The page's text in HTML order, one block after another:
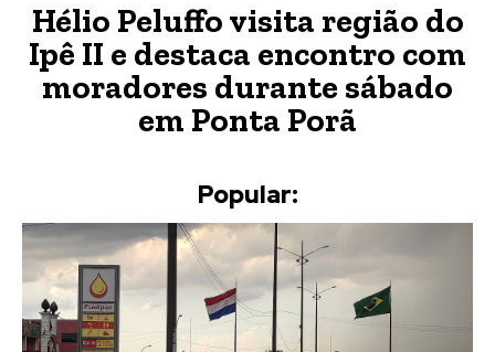
Hélio Peluffo visita região do
Ipê II e destaca encontro com
moradores durante sábado
em Ponta Porã
Popular: